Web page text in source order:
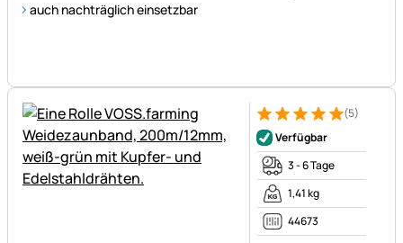
auch nachträglich einsetzbar
Bewertung: 5 von 5 (5
5 Bewertungen
(5)
Verfügbar
3 - 6 Tage
1,41 kg
44673